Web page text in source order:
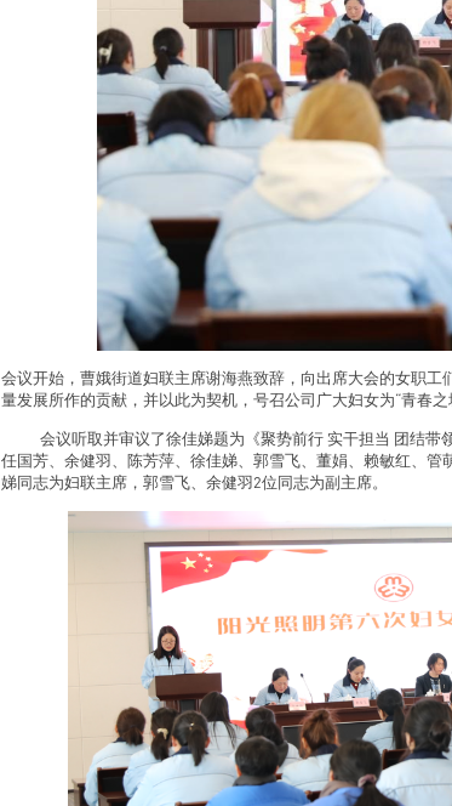
会议开始，曹娥街道妇联主席谢海燕致辞，向出席大会的女职
量发展所作的贡献，并以此为契机，号召公司广大妇女为“青春
会议听取并审议了徐佳娣题为《聚势前行 实干担当 团结
任国芳、余健羽、陈芳萍、徐佳娣、郭雪飞、董娟、赖敏红、
娣同志为妇联主席，郭雪飞、余健羽2位同志为副主席。